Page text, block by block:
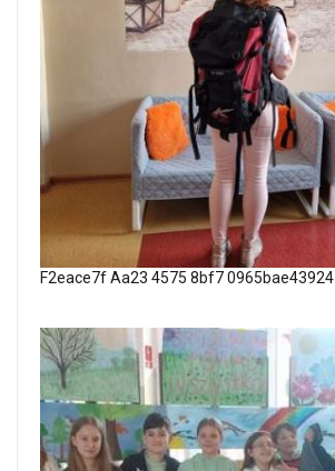
F2eace7f Aa23 4575 8bf7 0965bae43924